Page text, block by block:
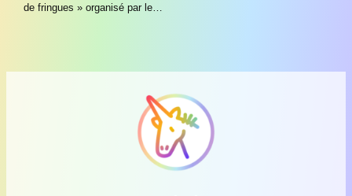
de fringues » organisé par le…